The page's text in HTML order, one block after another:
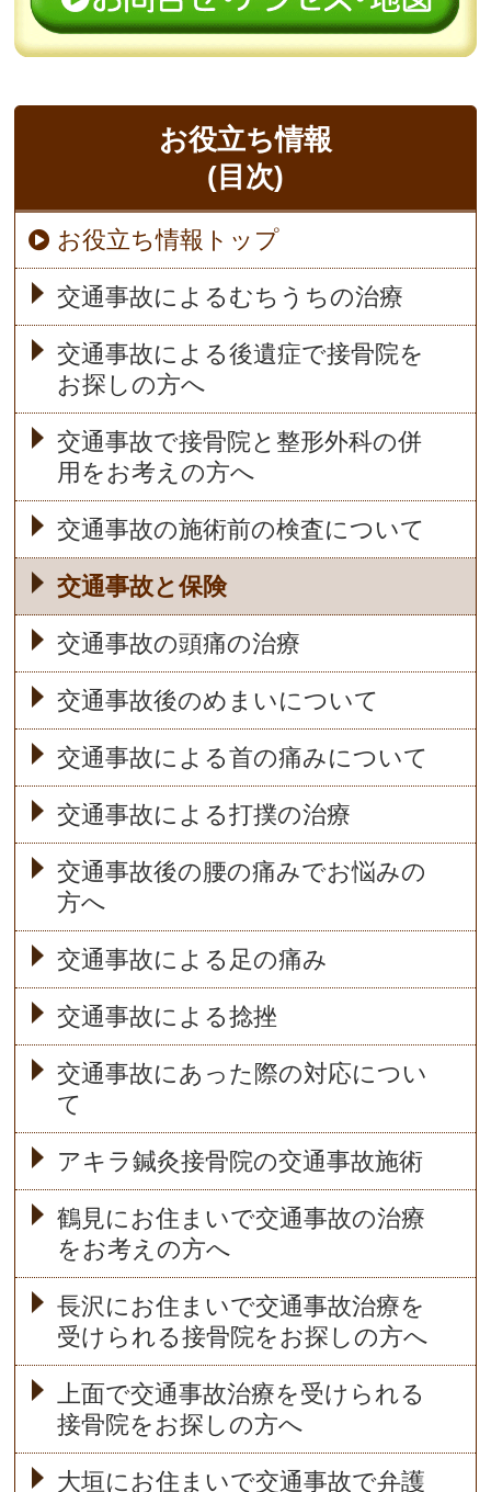
お役立ち情報
(目次)
お役立ち情報トップ
交通事故によるむちうちの治療
交通事故による後遺症で接骨院を
お探しの方へ
交通事故で接骨院と整形外科の併
用をお考えの方へ
交通事故の施術前の検査について
交通事故と保険
交通事故の頭痛の治療
交通事故後のめまいについて
交通事故による首の痛みについて
交通事故による打撲の治療
交通事故後の腰の痛みでお悩みの
方へ
交通事故による足の痛み
交通事故による捻挫
交通事故にあった際の対応につい
て
アキラ鍼灸接骨院の交通事故施術
鶴見にお住まいで交通事故の治療
をお考えの方へ
長沢にお住まいで交通事故治療を
受けられる接骨院をお探しの方へ
上面で交通事故治療を受けられる
接骨院をお探しの方へ
大垣にお住まいで交通事故で弁護